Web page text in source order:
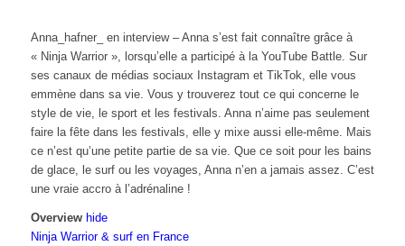
Anna_hafner_ en interview – Anna s’est fait connaître grâce à
« Ninja Warrior », lorsqu’elle a participé à la YouTube Battle. Sur
ses canaux de médias sociaux Instagram et TikTok, elle vous
emmène dans sa vie. Vous y trouverez tout ce qui concerne le
style de vie, le sport et les festivals. Anna n’aime pas seulement
faire la fête dans les festivals, elle y mixe aussi elle-même. Mais
ce n’est qu’une petite partie de sa vie. Que ce soit pour les bains
de glace, le surf ou les voyages, Anna n’en a jamais assez. C’est
une vraie accro à l’adrénaline !
Overview hide
Ninja Warrior & surf en France